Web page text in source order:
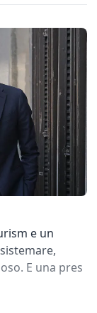
e un
E una pres